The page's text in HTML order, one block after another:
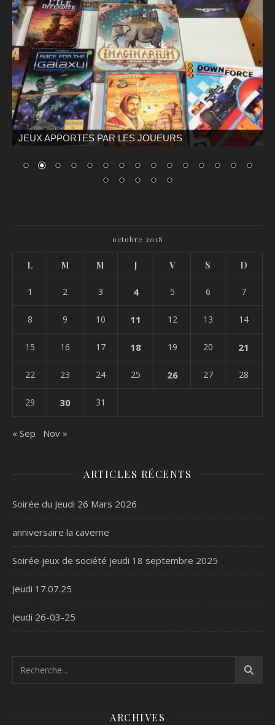
JEUX APPORTES PAR LES JOUEURS
octobre 2018
L M M J V S D
1 2 3 4 5 6 7
8 9 10 11 12 13 14
15 16 17 18 19 20 21
22 23 24 25 26 27 28
29 30 31
« Sep Nov »
ARTICLES RÉCENTS
Soirée du Jeudi 26 Mars 2026
anniversaire la caverne
Soirée jeux de société jeudi 18 septembre 2025
Jeudi 17.07.25
Jeudi 26-03-25
ARCHIVES